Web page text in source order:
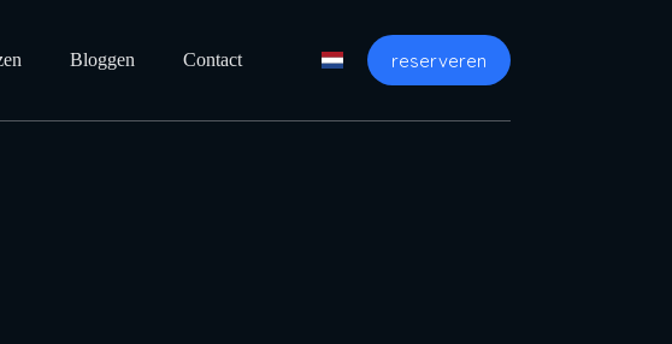
Bloggen Contact reserveren